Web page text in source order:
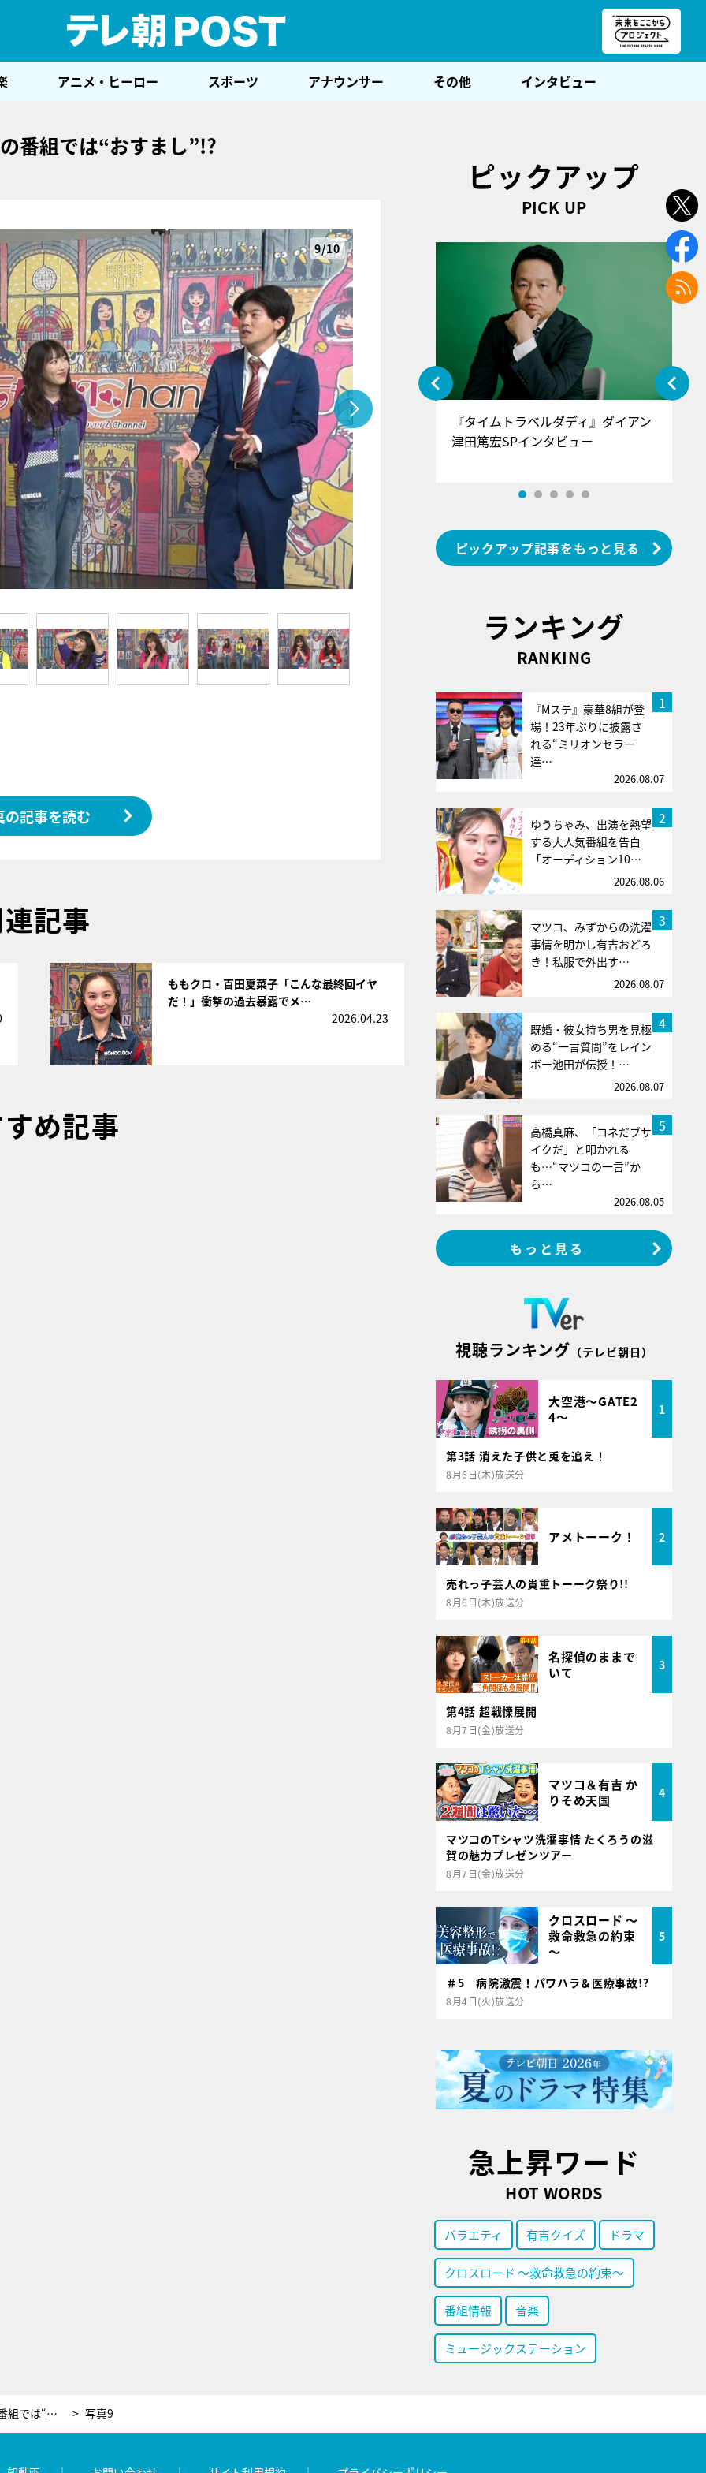
アニメ・ヒーロー スポーツ アナウンサー その他 インタビュー
番組では“おすまし”!?
9/10
の記事を読む
記事
ももクロ・百田夏菜子「こんな最終回イヤ
だ！」衝撃の過去暴露でメ…
2026.04.23
め記事
ピックアップ
PICK UP
『アイ＝ラブ！げーみんぐ』＝LOV
E齋藤樹愛羅＆佐々木舞香SPインタ
ビュー
『タイムトラベルダディ』ダイアン
津田篤宏SPインタビュー
ピックアップ記事をもっと見る
ランキング
RANKING
1
『Mステ』豪華8組が登
場！23年ぶりに披露さ
れる“ミリオンセラー
達…
2026.08.07
2
ゆうちゃみ、出演を熱望
する大人気番組を告白
「オーディション10…
2026.08.06
3
マツコ、みずからの洗濯
事情を明かし有吉おどろ
き！私服で外出す…
2026.08.07
4
既婚・彼女持ち男を見極
める“一言質問”をレイン
ボー池田が伝授！…
2026.08.07
5
高橋真麻、「コネだブサ
イクだ」と叩かれる
も…“マツコの一言”か
ら…
2026.08.05
もっと見る
視聴ランキング （テレビ朝日）
大空港～GATE2
4～
1
第3話 消えた子供と兎を追え！
8月6日(木)放送分
アメトーーク！ 2
売れっ子芸人の貴重トーーク祭り!!
8月6日(木)放送分
名探偵のままで
いて
3
第4話 超戦慄展開
8月7日(金)放送分
マツコ＆有吉 か
りそめ天国
4
マツコのTシャツ洗濯事情 たくろうの滋
賀の魅力プレゼンツアー
8月7日(金)放送分
クロスロード ～
救命救急の約束
～
5
＃5 病院激震！パワハラ＆医療事故!?
8月4日(火)放送分
急上昇ワード
HOT WORDS
バラエティ 有吉クイズ ドラマ
クロスロード ～救命救急の約束～
番組情報 音楽
ミュージックステーション
ももクロ・百田夏菜子、MC担当の番組では“おすまし”!? 写真9